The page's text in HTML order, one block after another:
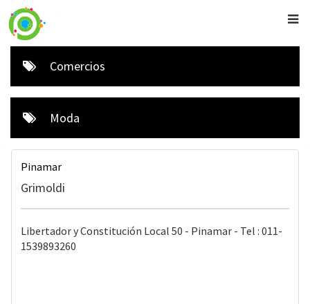
Comercios
Moda
Pinamar
Grimoldi
Libertador y Constitución Local 50 - Pinamar - Tel : 011-
1539893260